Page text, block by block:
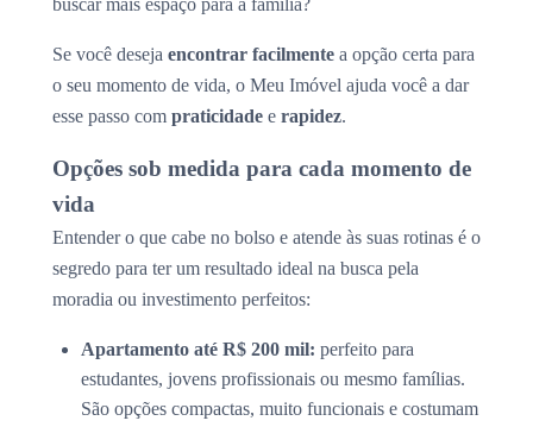
buscar mais espaço para a família?
Se você deseja encontrar facilmente a opção certa para
o seu momento de vida, o Meu Imóvel ajuda você a dar
esse passo com praticidade e rapidez.
Opções sob medida para cada momento de
vida
Entender o que cabe no bolso e atende às suas rotinas é o
segredo para ter um resultado ideal na busca pela
moradia ou investimento perfeitos:
Apartamento até R$ 200 mil: perfeito para
estudantes, jovens profissionais ou mesmo famílias.
São opções compactas, muito funcionais e costumam